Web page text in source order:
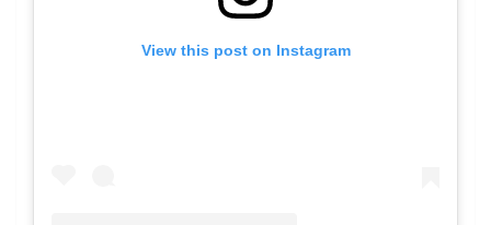
View this post on Instagram